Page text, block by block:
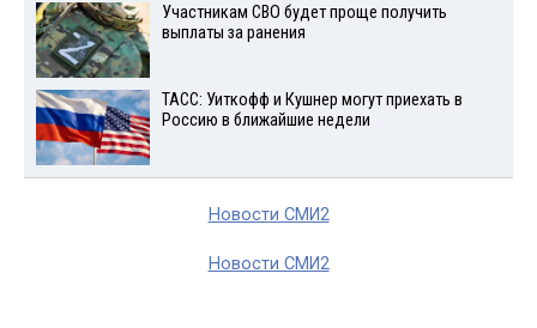
Участникам СВО будет проще получить
выплаты за ранения
ТАСС: Уиткофф и Кушнер могут приехать в
Россию в ближайшие недели
Новости СМИ2
Новости СМИ2